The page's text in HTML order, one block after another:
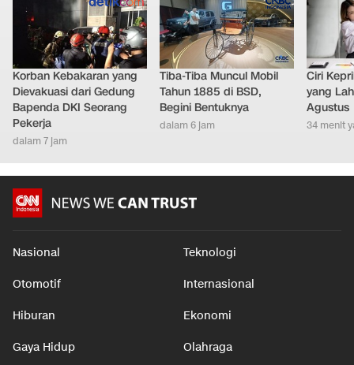
Korban Kebakaran yang
Dievakuasi dari Gedung
Bapenda DKI Seorang
Pekerja
dalam 7 jam
Tiba-Tiba Muncul Mobil
Tahun 1885 di BSD,
Begini Bentuknya
dalam 6 jam
Ciri
yang
Agustus
34 menit
Nasional Teknologi
Otomotif Internasional
Hiburan Ekonomi
Gaya Hidup Olahraga